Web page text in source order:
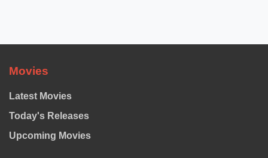
Movies
Latest Movies
Today's Releases
Upcoming Movies